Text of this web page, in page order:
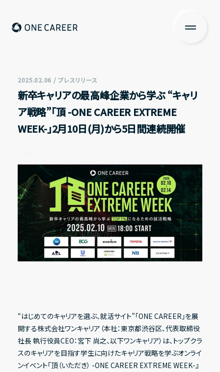
ONE CAREER
私たちについて
Services
サービス
News
Investors Relations
投資家の皆さまへ
IR情報一覧
代表メッセージ
コーポレート・ガバナンス
ESG方針
Recruit
採用情報
Address
〒150-0031
東京都渋谷区桜丘町20-1 渋谷インフォスタワー16階
2025.02.06 / プレスリリース
新卒キャリアの最高峰企業から学ぶ “キャリ
ア戦略”「頂 -ONE CAREER EXTREME
WEEK-」2月10日(月)から5日間連続開催
“はじめてのキャリアを選ぶ、就活サイト”「ONE CAREER」を展
開する株式会社ワンキャリア（本社：東京都渋谷区、代表取締役
社長 執行役員CEO：宮下 尚之、以下ワンキャリア）は、トップクラ
スのキャリアを目指す学生に向けたキャリア戦略を学ぶオンライ
ンイベント「頂（いただき） -ONE CAREER EXTREME WEEK-』